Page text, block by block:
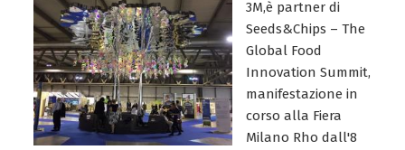
3M,è partner di
Seeds&Chips – The
Global Food
Innovation Summit,
manifestazione in
corso alla Fiera
Milano Rho dall'8